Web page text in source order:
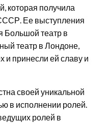
которая получила
Ее выступления
Большой театр в
театр в Лондоне,
и принесли ей славу и
своей уникальной
в исполнении ролей.
ролей в